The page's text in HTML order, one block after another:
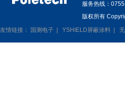
服务热线：
版权所有
友情链接：
国测电子 YSHIELD屏蔽涂料